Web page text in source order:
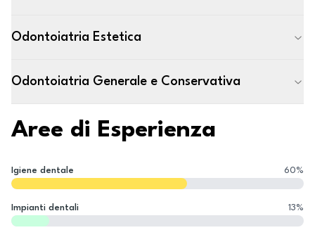
Odontoiatria Estetica
Odontoiatria Generale e Conservativa
Aree di Esperienza
Igiene dentale 60%
Impianti dentali 13%